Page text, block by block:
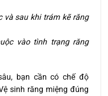
và sau khi trám kẽ răng
vào tình trạng răng
bạn cần có chế độ
sinh răng miệng đúng